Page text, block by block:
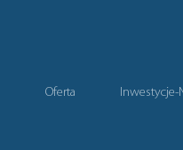
Oferta Inwestycje-